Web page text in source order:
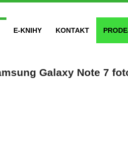
E-KNIHY KONTAKT
Galaxy Note 7